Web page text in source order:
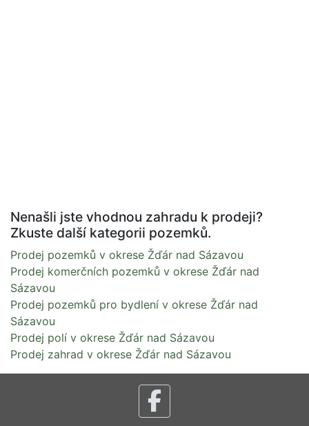
Nenašli jste vhodnou zahradu k prodeji?
Zkuste další kategorii pozemků.
Prodej pozemků v okrese Žďár nad Sázavou
Prodej komerčních pozemků v okrese Žďár nad
Sázavou
Prodej pozemků pro bydlení v okrese Žďár nad
Sázavou
Prodej polí v okrese Žďár nad Sázavou
Prodej zahrad v okrese Žďár nad Sázavou